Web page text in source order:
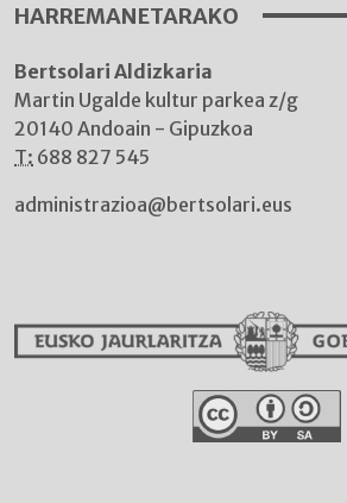
HARREMANETARAKO
Bertsolari Aldizkaria
Martin Ugalde kultur parkea z/g
20140 Andoain - Gipuzkoa
T: 688 827 545
administrazioa@bertsolari.eus